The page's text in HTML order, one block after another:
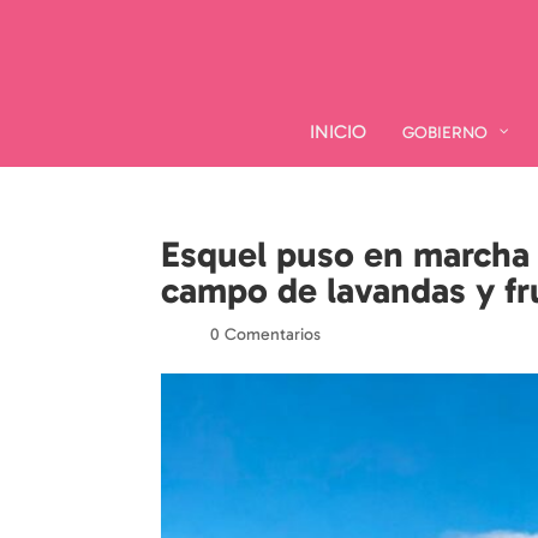
INICIO GOBIERNO
INICIO GOBIERNO
Esquel puso en
campo de lavandas y
|0 Comentarios